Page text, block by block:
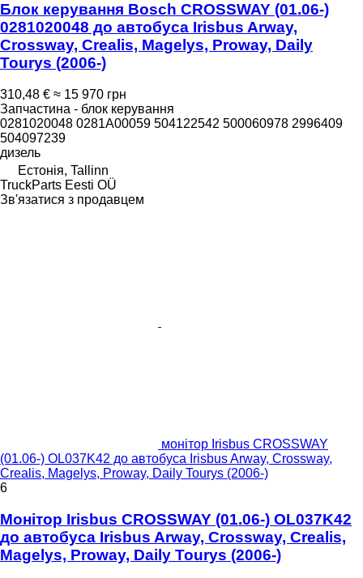
Блок керування Bosch CROSSWAY (01.06-)
0281020048 до автобуса Irisbus Arway,
Crossway, Crealis, Magelys, Proway, Daily
Tourys (2006-)
310,48 € ≈ 15 970 грн
Запчастина - блок керування
0281020048 0281A00059 504122542 500060978 2996409
504097239
дизель
Естонія, Tallinn
TruckParts Eesti OÜ
Зв'язатися з продавцем
монітор Irisbus CROSSWAY
(01.06-) OL037K42 до автобуса Irisbus Arway, Crossway,
Crealis, Magelys, Proway, Daily Tourys (2006-)
6
Монітор Irisbus CROSSWAY (01.06-) OL037K42
до автобуса Irisbus Arway, Crossway, Crealis,
Magelys, Proway, Daily Tourys (2006-)